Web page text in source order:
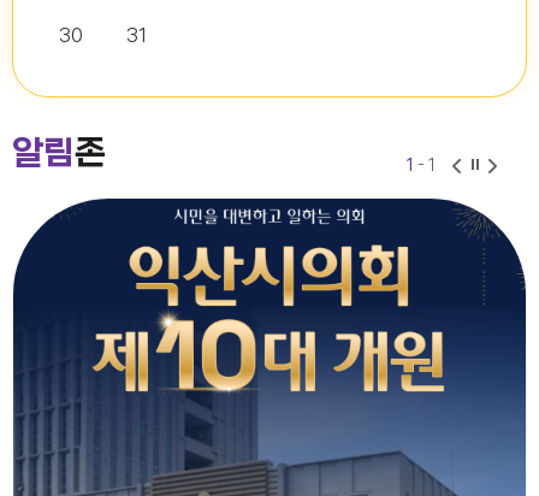
2026-07-24
2026-06-30
익산시의회 기간제근로자(비서, 행정보조) 채용 공고
30 31
알림존 1 - 1